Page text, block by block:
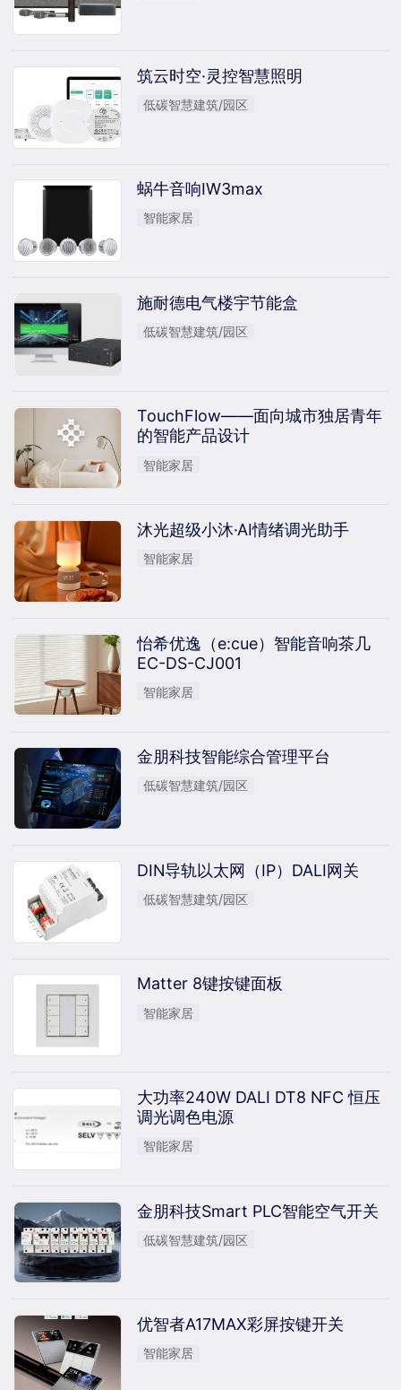
筑云时空·灵控智慧照明
低碳智慧建筑/园区
蜗牛音响IW3max
智能家居
施耐德电气楼宇节能盒
低碳智慧建筑/园区
TouchFlow——面向城市独居青年
的智能产品设计
智能家居
沐光超级小沐·AI情绪调光助手
智能家居
怡希优逸（e:cue）智能音响茶几
EC-DS-CJ001
智能家居
金朋科技智能综合管理平台
低碳智慧建筑/园区
DIN导轨以太网（IP）DALI网关
低碳智慧建筑/园区
Matter 8键按键面板
智能家居
大功率240W DALI DT8 NFC 恒压
调光调色电源
智能家居
金朋科技Smart PLC智能空气开关
低碳智慧建筑/园区
优智者A17MAX彩屏按键开关
智能家居